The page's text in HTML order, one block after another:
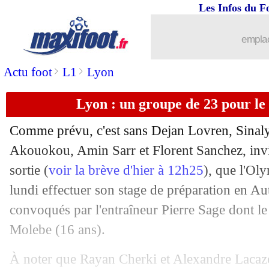
Actu foot> L1 > Lyon
Les Infos du
Lyon : un groupe de 23 pour
Comme prévu, c'est sans Dejan Lovren,
Akouokou, Amin Sarr et Florent Sanchez,
sortie (voir la brève d'hier à 12h25), que
lundi effectuer son stage de préparation en
convoqués par l'entraîneur Pierre Sage dont
Molebe (16 ans).
À noter que Rayan Cherki et Alexandre
Atletico : Morata en route pour le
15/07 Suisse: clap de fin pour Shaqiri
: El Aynaoui se rapproche de
15/07 ASSE: Nadé parti pour rester
15/07 Ajax : Bertrand Traoré est de retour
15/07 Atletico : Le Normand, une question
15/07 OM : accord contractuel avec Hwang
15/07 Monaco : un amical face au Barça